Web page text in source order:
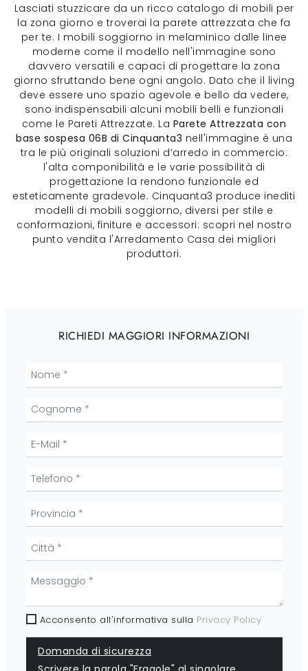
Lasciati stuzzicare da un ricco catalogo di mobili per
la zona giorno e troverai la parete attrezzata che fa
per te. I mobili soggiorno in melaminico dalle linee
moderne come il modello nell'immagine sono
davvero versatili e capaci di progettare la zona
giorno sfruttando bene ogni angolo. Dato che il living
deve essere uno spazio agevole e bello da vedere,
sono indispensabili alcuni mobili belli e funzionali
come le Pareti Attrezzate. La Parete Attrezzata con
base sospesa 06B di Cinquanta3 nell'immagine è una
tra le più originali soluzioni d’arredo in commercio:
l'alta componibilità e le varie possibilità di
progettazione la rendono funzionale ed
esteticamente gradevole. Cinquanta3 produce inediti
modelli di mobili soggiorno, diversi per stile e
conformazioni, finiture e accessori: scopri nel nostro
punto vendita l'Arredamento Casa dei migliori
produttori.
RICHIEDI MAGGIORI INFORMAZIONI
Acconsento all'informativa sulla Privacy Policy
Domanda di sicurezza